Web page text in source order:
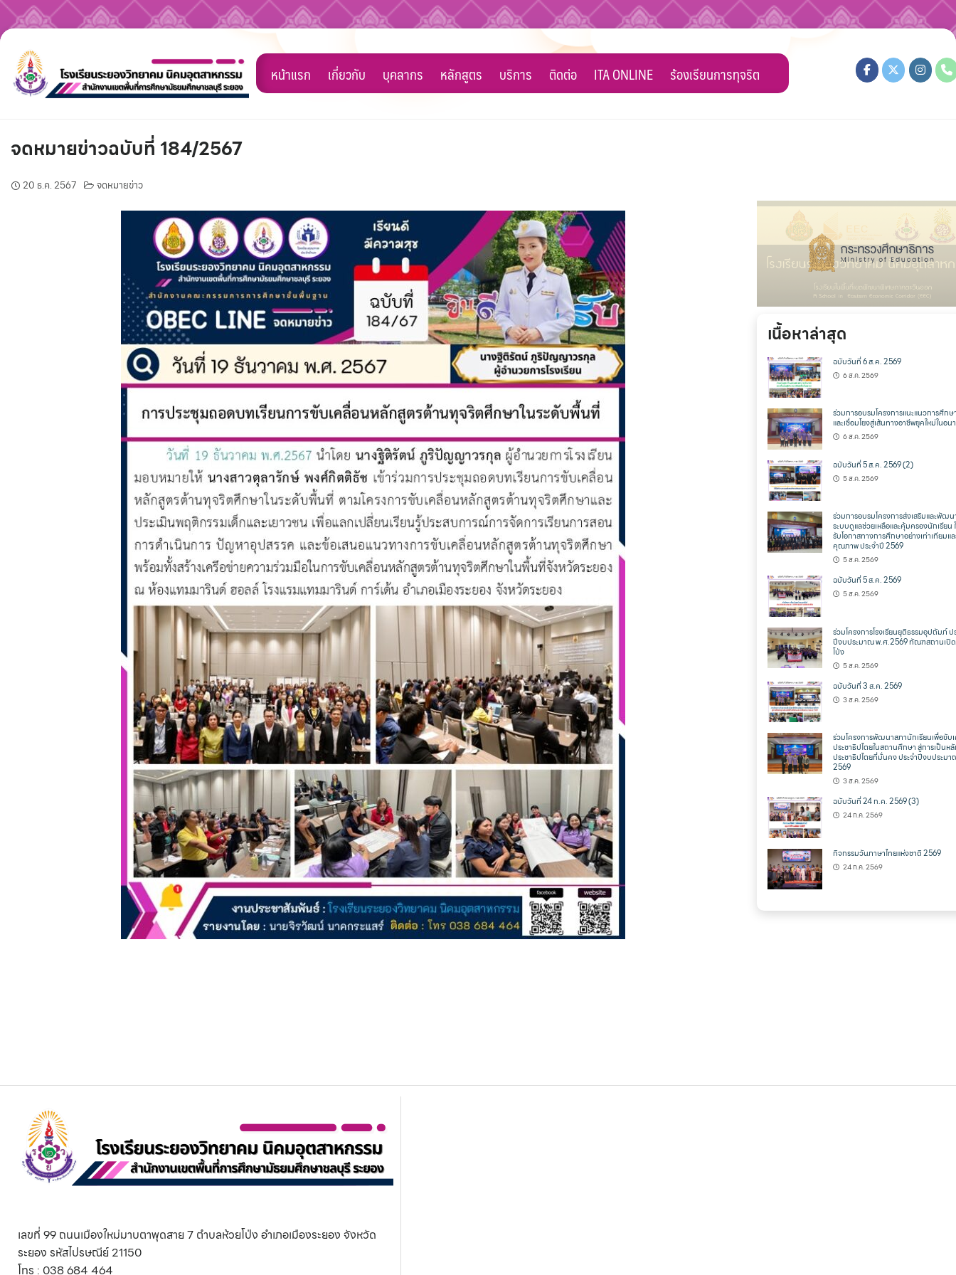
Skip
content
หน้าแรก เกี่ยวกับ บุคลากร หลักสูตร บริการ ติดต่อ ITA ONLINE ร้องเรียนการทุจริต
จดหมายข่าวฉบับที่ 184/2567
20 ธ.ค. 2567 จดหมายข่าว
เนื้อหาล่าสุด
ฉบับวันที่ 6 ส.ค. 2569
6 ส.ค. 2569
ร่วมการอบรมโครงการแนะแนวการศึก
และเชื่อมโยงสู่เส้นทางอาชีพยุคใหม่ในอ
6 ส.ค. 2569
ฉบับวันที่ 5 ส.ค. 2569 (2)
5 ส.ค. 2569
ร่วมการอบรมโครงการส่งเสริมและพัฒน
ระบบดูแลช่วยเหลือและคุ้มครองนักเรียน
รับโอกาสทางการศึกษาอย่างเท่าเทียมแ
คุณภาพ ประจำปี 2569
5 ส.ค. 2569
ฉบับวันที่ 5 ส.ค. 2569
5 ส.ค. 2569
ร่วมโครงการโรงเรียนยุติธรรมอุปถัมภ์ ป
ปีงบประมาณ พ.ศ.2569 ทัณฑสถานเปิ
โป่ง
5 ส.ค. 2569
ฉบับวันที่ 3 ส.ค. 2569
3 ส.ค. 2569
ร่วมโครงการพัฒนาสภานักเรียนเพื่อขับ
ประชาธิปไตยในสถานศึกษา สู่การเป็นห
ประชาธิปไตยที่มั่นคง ประจำปีงบประม
2569
3 ส.ค. 2569
ฉบับวันที่ 24 ก.ค. 2569 (3)
24 ก.ค. 2569
กิจกรรมวันภาษาไทยแห่งชาติ 2569
24 ก.ค. 2569
เลขที่ 99 ถนนเมืองใหม่มาบตาพุดสาย 7 ตำบลห้วยโป่ง อำเภอเมืองระยอง จังหวัด
ระยอง รหัสไปรษณีย์ 21150
โทร : 038 684 464